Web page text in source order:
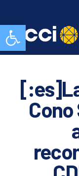
Abrir barra de
Cono